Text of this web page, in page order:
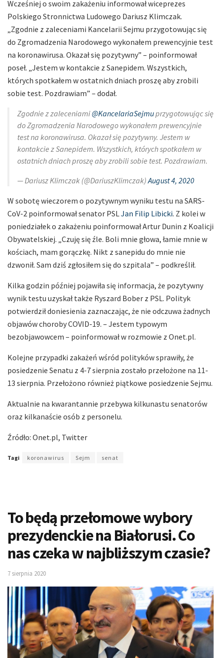
Wcześniej o swoim zakażeniu informował wiceprezes
Polskiego Stronnictwa Ludowego Dariusz Klimczak.
„Zgodnie z zaleceniami Kancelarii Sejmu przygotowując się
do Zgromadzenia Narodowego wykonałem prewencyjnie test
na koronawirusa. Okazał się pozytywny” – poinformował
poseł. „Jestem w kontakcie z Sanepidem. Wszystkich,
których spotkałem w ostatnich dniach proszę aby zrobili
sobie test. Pozdrawiam” – dodał.
Zgodnie z zaleceniami@KancelariaSejmuprzygotowując się
do Zgromadzenia Narodowego wykonałem prewencyjnie
test na koronawirusa. Okazał się pozytywny. Jestem w
kontakcie z Sanepidem. Wszystkich, których spotkałem w
ostatnich dniach proszę aby zrobili sobie test. Pozdrawiam.
— Dariusz Klimczak (@DariuszKlimczak)August 4, 2020
W sobotę wieczorem o pozytywnym wyniku testu na SARS-
CoV-2 poinformował senator PSLJan Filip Libicki. Z kolei w
poniedziałek o zakażeniu poinformował Artur Dunin z Koalicji
Obywatelskiej. „Czuję się źle. Boli mnie głowa, łamie mnie w
kościach, mam gorączkę. Nikt z sanepidu do mnie nie
dzwonił. Sam dziś zgłosiłem się do szpitala” – podkreślił.
Kilka godzin później pojawiła się informacja, że pozytywny
wynik testu uzyskał także Ryszard Bober z PSL. Polityk
potwierdził doniesienia zaznaczając, że nie odczuwa żadnych
objawów choroby COVID-19. – Jestem typowym
bezobjawowcem – poinformował w rozmowie z Onet.pl.
Kolejne przypadki zakażeń wśród polityków sprawiły, że
posiedzenie Senatu z 4-7 sierpnia zostało przełożone na 11-
13 sierpnia. Przełożono również piątkowe posiedzenie Sejmu.
Aktualnie na kwarantannie przebywa kilkunastu senatorów
oraz kilkanaście osób z personelu.
Źródło: Onet.pl, Twitter
Tagi koronawirus Sejm senat
To będą przełomowe wybory
prezydenckie na Białorusi. Co
nas czeka w najbliższym czasie?
7 sierpnia 2020